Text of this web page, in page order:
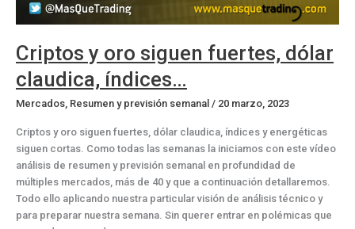
Criptos y oro siguen fuertes, dólar
claudica, índices…
Mercados, Resumen y previsión semanal / 20 marzo, 2023
Criptos y oro siguen fuertes, dólar claudica, índices y energéticas
siguen cortas. Como todas las semanas la iniciamos con este vídeo
análisis de resumen y previsión semanal en profundidad de
múltiples mercados, más de 40 y que a continuación detallaremos.
Todo ello aplicando nuestra particular visión de análisis técnico y
para preparar nuestra semana. Sin querer entrar en polémicas que